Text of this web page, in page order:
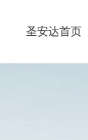
圣安达首页